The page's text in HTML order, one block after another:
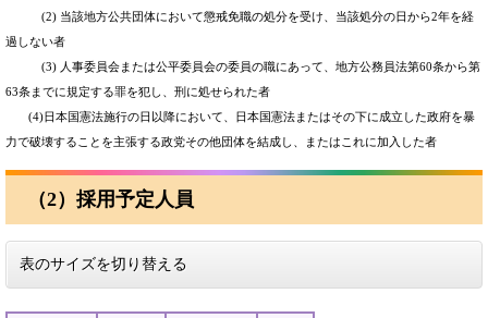
(2) 当該地方公共団体において懲戒免職の処分を受け、当該処分の日から2年を経
過しない者
(3) 人事委員会または公平委員会の委員の職にあって、地方公務員法第60条から第
63条までに規定する罪を犯し、刑に処せられた者
(4)日本国憲法施行の日以降において、日本国憲法またはその下に成立した政府を暴
力で破壊することを主張する政党その他団体を結成し、またはこれに加入した者
（2）採用予定人員
表のサイズを切り替える